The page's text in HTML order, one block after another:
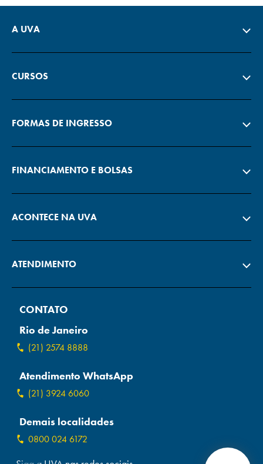
A UVA
CURSOS
FORMAS DE INGRESSO
FINANCIAMENTO E BOLSAS
ACONTECE NA UVA
ATENDIMENTO
CONTATO
Rio de Janeiro
(21) 2574 8888
Atendimento WhatsApp
(21) 3924 6060
Demais localidades
0800 024 6172